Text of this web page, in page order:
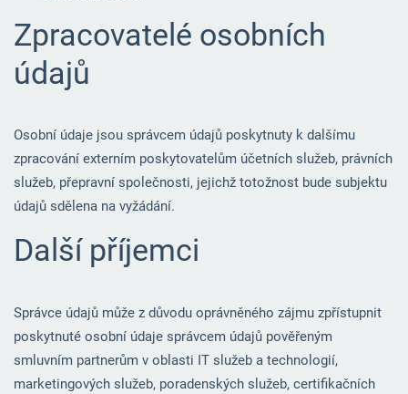
Zpracovatelé osobních
údajů
Osobní údaje jsou správcem údajů poskytnuty k dalšímu
zpracování externím poskytovatelům účetních služeb, právních
služeb, přepravní společnosti, jejichž totožnost bude subjektu
údajů sdělena na vyžádání.
Další příjemci
Správce údajů může z důvodu oprávněného zájmu zpřístupnit
poskytnuté osobní údaje správcem údajů pověřeným
smluvním partnerům v oblasti IT služeb a technologií,
marketingových služeb, poradenských služeb, certifikačních